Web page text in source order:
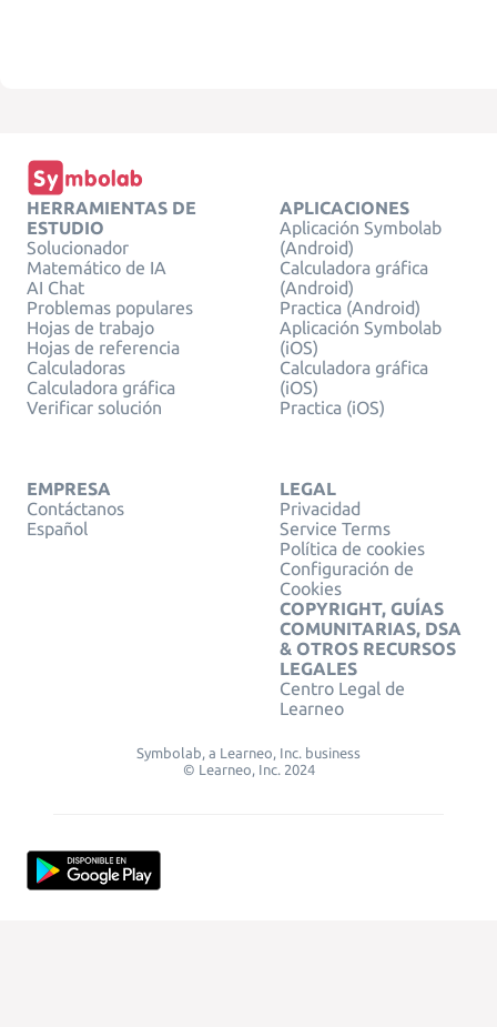
HERRAMIENTAS DE
ESTUDIO
Solucionador
Matemático de IA
AI Chat
Problemas populares
Hojas de trabajo
Hojas de referencia
Calculadoras
Calculadora gráfica
Verificar solución
APLICACIONES
Aplicación Symbolab
(Android)
Calculadora gráfica
(Android)
Practica (Android)
Aplicación Symbolab
(iOS)
Calculadora gráfica
(iOS)
Practica (iOS)
EMPRESA
Contáctanos
Español
LEGAL
Privacidad
Service Terms
Política de cookies
Configuración de
Cookies
COPYRIGHT, GUÍAS
COMUNITARIAS, DSA
& OTROS RECURSOS
LEGALES
Centro Legal de
Learneo
Symbolab, a Learneo, Inc. business
© Learneo, Inc. 2024